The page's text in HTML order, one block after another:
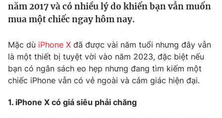
Tin tức
Câu chuyện quốc tế
Kinh tế
Tài chính
Thị trường
Góc doanh nghiệp
Dữ liệu và đời sống
Truyền hình
Phim VTV
Giải trí
năm 2017 và có nhiều lý do khiến bạn vẫn muốn
mua một chiếc ngay hôm nay.
Mặc dù iPhone X đã được vài năm tuổi nhưng đây vẫn
là một thiết bị tuyệt vời vào năm 2023, đặc biệt nếu
bạn có ngân sách eo hẹp nhưng đang tìm kiếm một
chiếc iPhone vẫn có vẻ ngoài và cảm giác hiện đại.
1. iPhone X có giá siêu phải chăng